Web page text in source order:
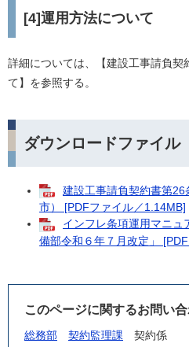
[4]運用方法について
詳細については、【建設工事請負
て】を参照する。
ダウンロードファイル
建設工事請負契約書第
市） [PDFファイル／1.14MB]
インフレ条項運用マニュ
備部令和６年７月改定」
このページに関するお問い
総務部 契約監理課
契約係